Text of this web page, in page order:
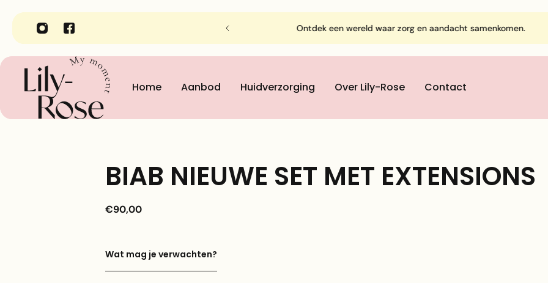
Lily-Rose in Gent Ontdek een wereld waar zorg en aandacht samenkomen.
Home Aanbod Huidverzorging Over Lily-Rose Contact
BIAB NIEUWE SET MET EXTENSIONS
€90,00
Wat mag je verwachten?